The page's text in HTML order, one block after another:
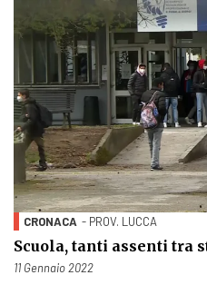
CRONACA - PROV. LUCCA
Scuola, tanti assenti tra
Pubblicato il
11 Gennaio 2022